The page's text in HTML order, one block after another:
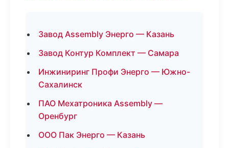
Завод Assembly Энерго — Казань
Завод Контур Комплект — Самара
Инжиниринг Профи Энерго — Южно-
Сахалинск
ПАО Мехатроника Assembly —
Оренбург
ООО Пак Энерго — Казань